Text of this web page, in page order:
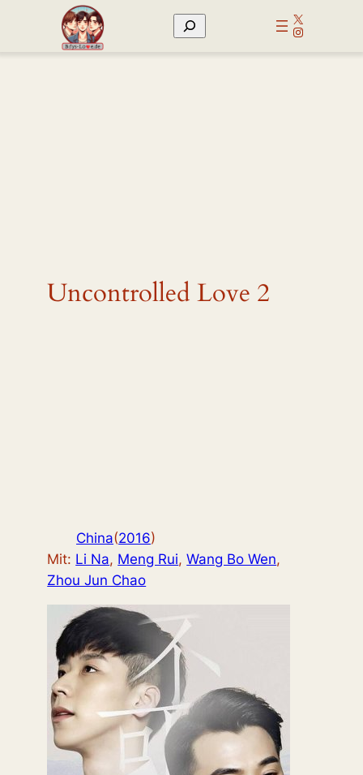
Suchen
X
Instagram
Uncontrolled Love 2
China(2016)
Mit: Li Na, Meng Rui,Wang Bo Wen,
Zhou Jun Chao